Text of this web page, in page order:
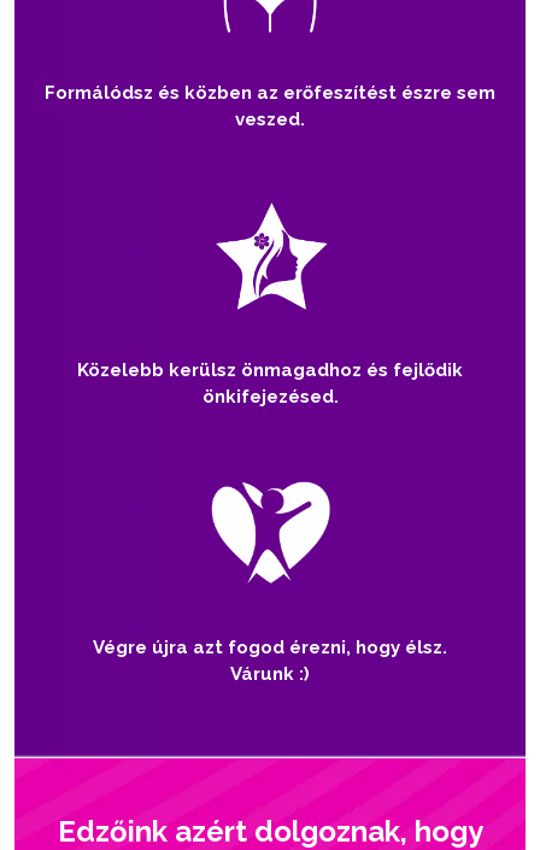
Formálódsz és közben az erőfeszítést észre sem
veszed.
Közelebb kerülsz önmagadhoz és fejlődik
önkifejezésed.
Végre újra azt fogod érezni, hogy élsz.
Várunk :)
Edzőink azért dolgoznak, hogy